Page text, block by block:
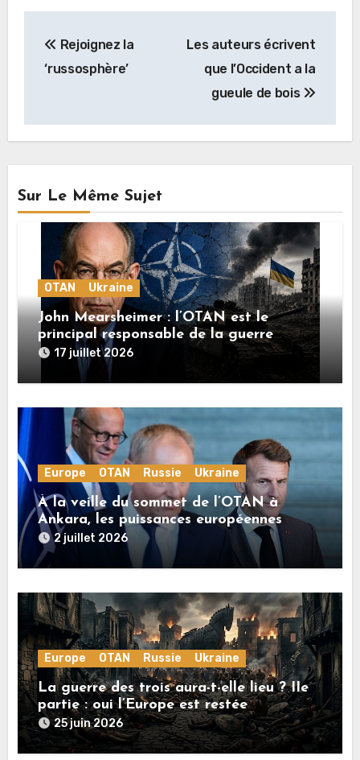
de
Rejoignez la
‘russosphère’
Les auteurs écrivent
que l’Occident a la
gueule de bois
Sur Le Même Sujet
OTAN Ukraine
John Mearsheimer : l’OTAN est le
principal responsable de la guerre
en Ukraine
17 juillet 2026
Europe OTAN Russie Ukraine
À la veille du sommet de l’OTAN à
Ankara, les puissances européennes
poussent la guerre en Ukraine vers un
conflit direct avec la Russie
2 juillet 2026
Europe OTAN Russie Ukraine
La guerre des trois aura-t-elle lieu ? IIe
partie : oui l’Europe est restée
rationnelle !
25 juin 2026